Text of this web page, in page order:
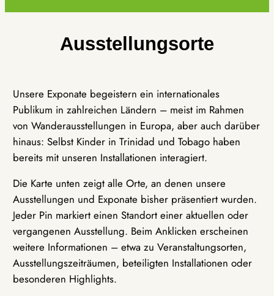
Ausstellungsorte
Unsere Exponate begeistern ein internationales
Publikum in zahlreichen Ländern – meist im Rahmen
von Wanderausstellungen in Europa, aber auch darüber
hinaus: Selbst Kinder in Trinidad und Tobago haben
bereits mit unseren Installationen interagiert.
Die Karte unten zeigt alle Orte, an denen unsere
Ausstellungen und Exponate bisher präsentiert wurden.
Jeder Pin markiert einen Standort einer aktuellen oder
vergangenen Ausstellung. Beim Anklicken erscheinen
weitere Informationen – etwa zu Veranstaltungsorten,
Ausstellungszeiträumen, beteiligten Installationen oder
besonderen Highlights.